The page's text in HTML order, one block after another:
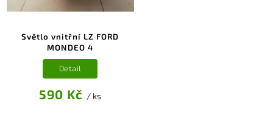
Světlo vnitřní LZ FORD
MONDEO 4
590 Kč / ks
Detail